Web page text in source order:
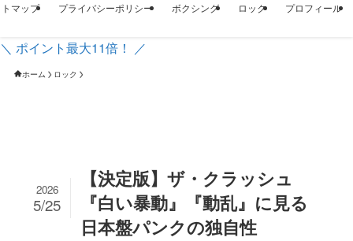
マップ プライバシーポリシー ボクシング ロック プロフィール
＼ ポイント最大11倍！ ／
ホーム ロック
【決定版】ザ・クラッシュ
『白い暴動』『動乱』に見る
日本盤パンクの独自性
2026
5/25